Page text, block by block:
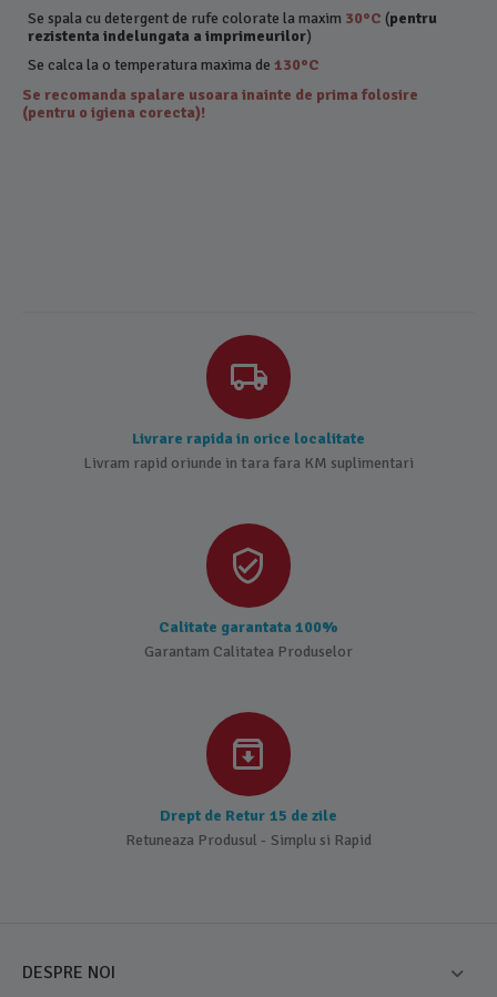
Se spala cu detergent de rufe colorate la maxim 30°C (pentru
rezistenta indelungata a imprimeurilor)
Se calca la o temperatura maxima de130°C
Se recomanda spalare usoara inainte de prima folosire
(pentru o igiena corecta)!
Livrare rapida in orice localitate
Livram rapid oriunde in tara fara KM suplimentari
Calitate garantata 100%
Garantam Calitatea Produselor
Drept de Retur 15 de zile
Retuneaza Produsul - Simplu si Rapid
DESPRE NOI